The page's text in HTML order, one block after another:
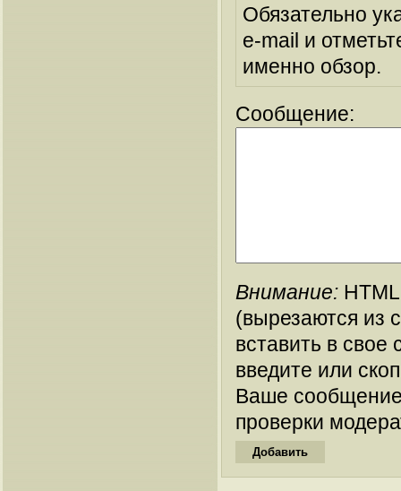
Обязательно
e-mail и
именно обзор.
Сообщение:
Внимание:
(вырезаются из
вставить в
введите или
Ваше
проверки